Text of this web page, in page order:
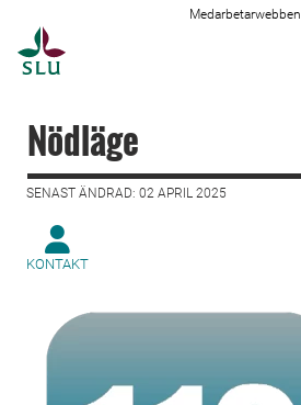
Medarbetarwebben
Nödläge
SENAST ÄNDRAD: 02 APRIL 2025
KONTAKT